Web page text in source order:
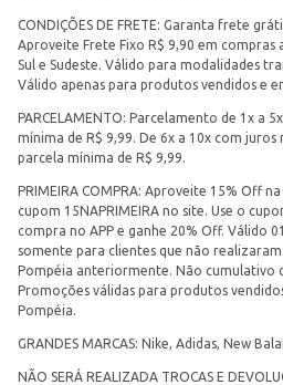
CONDIÇÕES DE FRETE: Garanta frete
Aproveite Frete Fixo R$ 9,90 em compras
Sul e Sudeste. Válido para modalidades
Válido apenas para produtos vendidos e
PARCELAMENTO: Parcelamento de 1x a
mínima de R$ 9,99. De 6x a 10x com
parcela mínima de R$ 9,99.
PRIMEIRA COMPRA: Aproveite 15% Off
cupom 15NAPRIMEIRA no site. Use o
compra no APP e ganhe 20% Off. Válido
somente para clientes que não
Pompéia anteriormente. Não cumulativo
Promoções válidas para produtos
Pompéia.
GRANDES MARCAS: Nike, Adidas, New
NÃO SERÁ REALIZADA TROCAS E